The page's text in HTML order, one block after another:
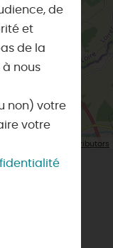
OpenStreetMap contributors
de
et
de la
nous
non) votre
votre